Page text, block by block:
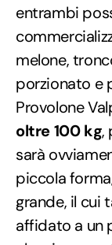
entrambi
melone,
porzionato e
Provolone
oltre 100 kg,
sarà
piccola
grande, il cui
affidato a un